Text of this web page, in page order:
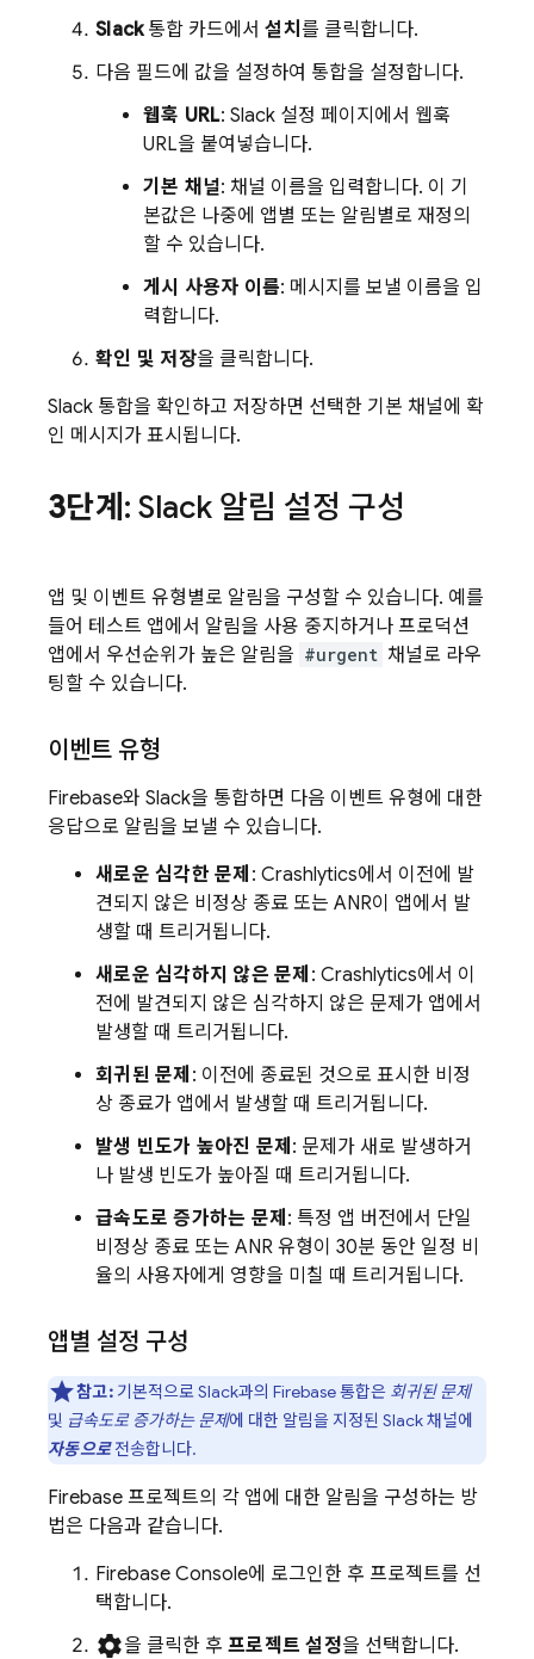
Slack통합 카드에서설치 를 클릭합니다.
다음 필드에 값을 설정하여 통합을 설정합니다.
웹훅 URL: Slack 설정 페이지에서 웹훅
URL을 붙여넣습니다.
기본 채널: 채널 이름을 입력합니다. 이 기
본값은 나중에 앱별 또는 알림별로 재정의
할 수 있습니다.
게시 사용자 이름: 메시지를 보낼 이름을 입
력합니다.
확인 및 저장을 클릭합니다.
Slack 통합을 확인하고 저장하면 선택한 기본 채널에 확
인 메시지가 표시됩니다.
3단계 : Slack 알림 설정 구성
앱 및 이벤트 유형별로 알림을 구성할 수 있습니다. 예를
들어 테스트 앱에서 알림을 사용 중지하거나 프로덕션
앱에서 우선순위가 높은 알림을 #urgent 채널로 라우
팅할 수 있습니다.
이벤트 유형
Firebase와 Slack을 통합하면 다음 이벤트 유형에 대한
응답으로 알림을 보낼 수 있습니다.
새로운 심각한 문제 : Crashlytics에서 이전에 발
견되지 않은 비정상 종료 또는 ANR이 앱에서 발
생할 때 트리거됩니다.
새로운 심각하지 않은 문제 : Crashlytics에서 이
전에 발견되지 않은 심각하지 않은 문제가 앱에서
발생할 때 트리거됩니다.
회귀된 문제 : 이전에 종료된 것으로 표시한 비정
상 종료가 앱에서 발생할 때 트리거됩니다.
발생 빈도가 높아진 문제 : 문제가 새로 발생하거
나 발생 빈도가 높아질 때 트리거됩니다.
급속도로 증가하는 문제 : 특정 앱 버전에서 단일
비정상 종료 또는 ANR 유형이 30분 동안 일정 비
율의 사용자에게 영향을 미칠 때 트리거됩니다.
앱별 설정 구성
참고:기본적으로 Slack과의 Firebase 통합은 회귀된 문제
및 급속도로 증가하는 문제에 대한 알림을 지정된 Slack 채널에
자동으로전송합니다.
Firebase 프로젝트의 각 앱에 대한 알림을 구성하는 방
법은 다음과 같습니다.
Firebase Console에 로그인한 후 프로젝트를 선
택합니다.
settings을 클릭한 후 프로젝트 설정을 선택합니다.